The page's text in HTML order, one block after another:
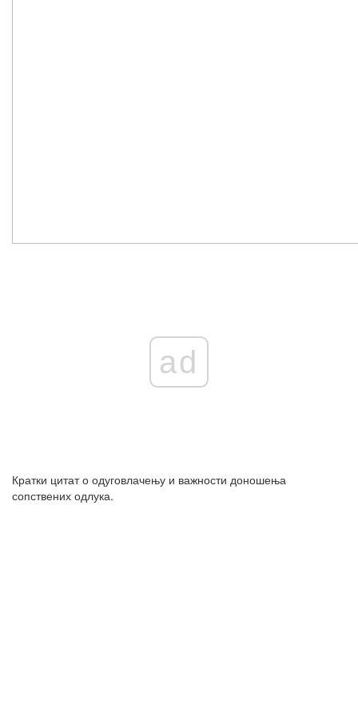
ad
Кратки цитат о одуговлачењу и важности доношења
сопствених одлука.